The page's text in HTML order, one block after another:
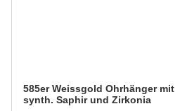
585er Weissgold Ohrhänger mit
synth. Saphir und Zirkonia